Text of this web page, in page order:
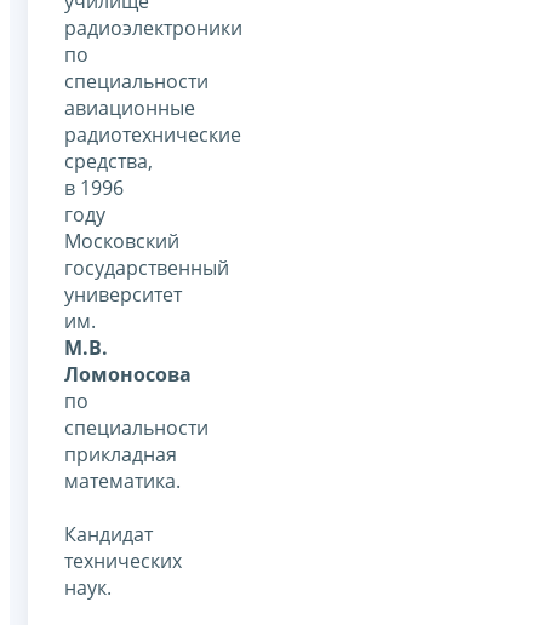
радиоэлектроники
по
специальности
авиационные
радиотехнические
средства,
в 1996
году
Московский
государственный
университет
им.
М.В.
Ломоносова
по
специальности
прикладная
математика.
Кандидат
технических
наук.